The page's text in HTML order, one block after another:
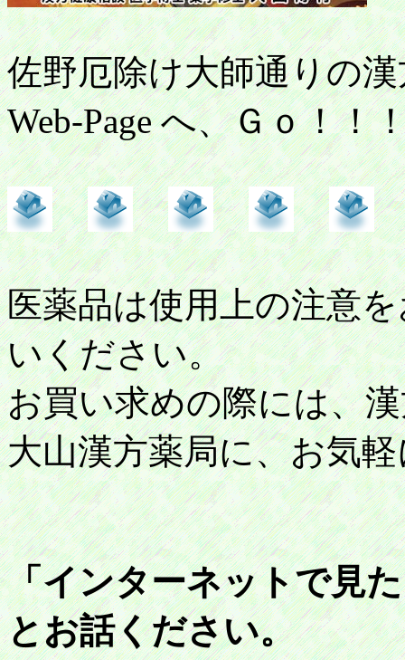
佐野厄除け大師通りの
Web-Page へ、Ｇｏ！！
医薬品は使用上の注意
いください。
お買い求めの際には、
大山漢方薬局に、お気
「インターネットで見
とお話ください。